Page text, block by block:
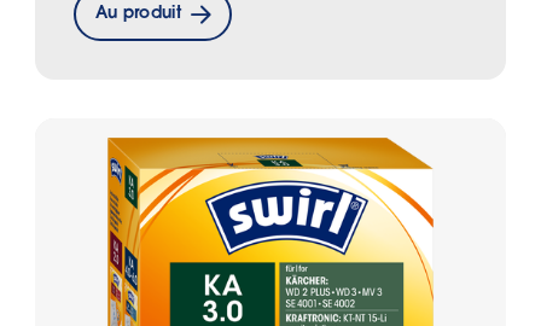
Au produit